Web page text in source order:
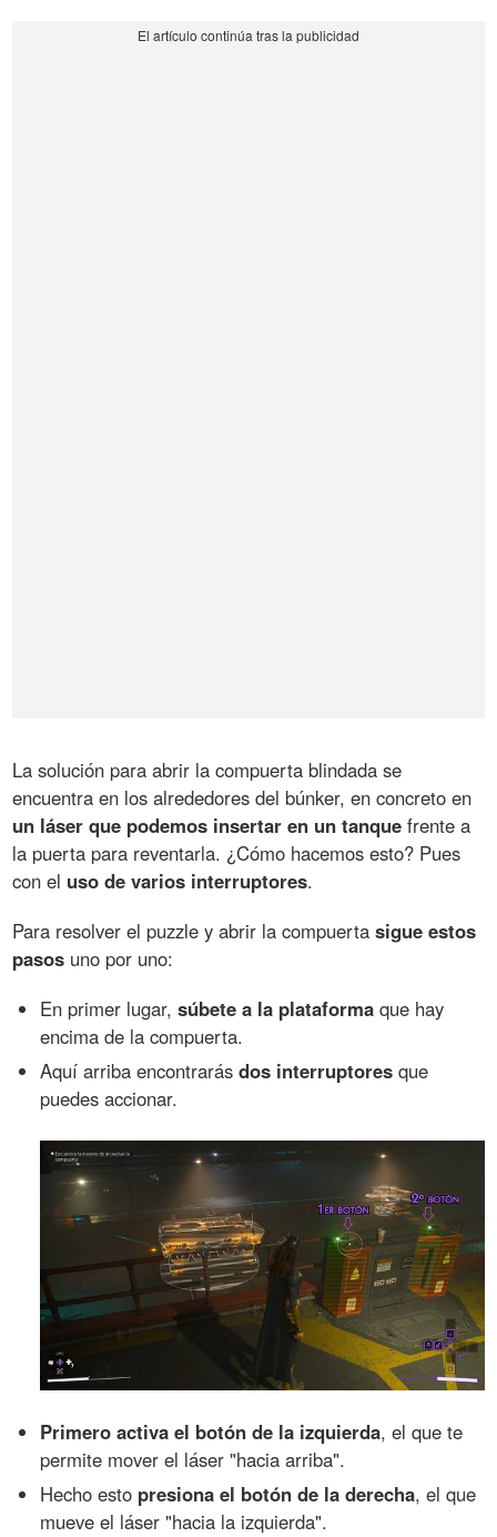
La solución para abrir la compuerta blindada se
encuentra en los alrededores del búnker, en concreto en
un láser que podemos insertar en un tanque frente a
la puerta para reventarla. ¿Cómo hacemos esto? Pues
con el uso de varios interruptores.
Para resolver el puzzle y abrir la compuertasigue estos
pasos uno por uno:
En primer lugar,súbete a la plataforma que hay
encima de la compuerta.
Aquí arriba encontrarásdos interruptores que
puedes accionar.
Primero activa el botón de la izquierda, el que te
permite mover el láser "hacia arriba".
Hecho esto presiona el botón de la derecha, el que
mueve el láser "hacia la izquierda".